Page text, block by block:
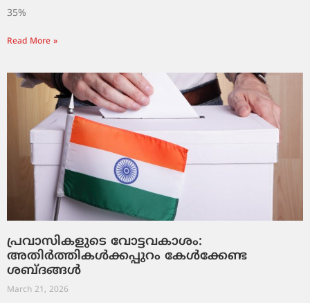
35%
Read More »
പ്രവാസികളുടെ വോട്ടവകാശം:
അതിർത്തികൾക്കപ്പുറം കേൾക്കേണ്ട
ശബ്ദങ്ങൾ
March 21, 2026